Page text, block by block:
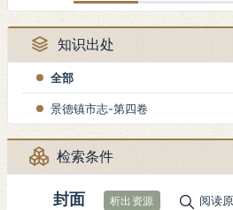
知识出处
全部
景德镇市志-第四卷
检索条件
封面 析出资源 阅读